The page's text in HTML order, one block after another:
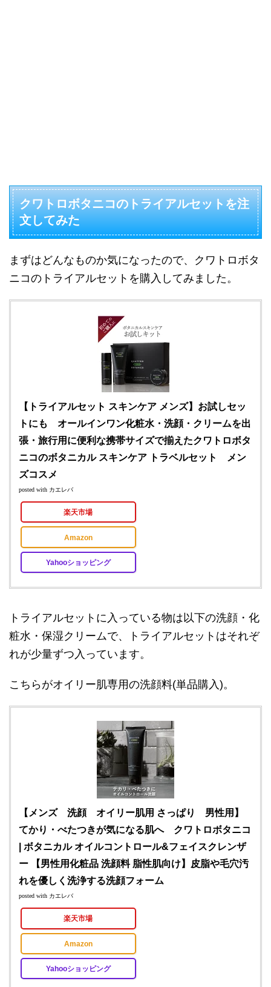
クワトロボタニコのトライアルセットを注
文してみた
まずはどんなものか気になったので、クワトロボタ
ニコのトライアルセットを購入してみました。
【トライアルセット スキンケア メンズ】お試しセッ
トにも オールインワン化粧水・洗顔・クリームを出
張・旅行用に便利な携帯サイズで揃えたクワトロボタ
ニコのボタニカル スキンケア トラベルセット メン
ズコスメ
posted with カエレバ
楽天市場
Amazon
Yahooショッピング
トライアルセットに入っている物は以下の洗顔・化
粧水・保湿クリームで、トライアルセットはそれぞ
れが少量ずつ入っています。
こちらがオイリー肌専用の洗顔料(単品購入)。
【メンズ 洗顔 オイリー肌用 さっぱり 男性用】
てかり・べたつきが気になる肌へ クワトロボタニコ
| ボタニカル オイルコントロール&フェイスクレンザ
ー 【男性用化粧品 洗顔料 脂性肌向け】皮脂や毛穴汚
れを優しく洗浄する洗顔フォーム
posted with カエレバ
楽天市場
Amazon
Yahooショッピング